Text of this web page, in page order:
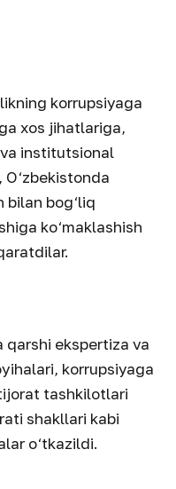
korrupsiyaga
xos jihatlariga,
institutsional
bilan bog‘liq
ko‘maklashish
qarshi ekspertiza va
korrupsiyaga
tashkilotlari
shakllari kabi
o‘tkazildi.